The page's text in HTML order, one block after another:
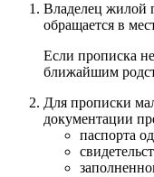
Владелец жилой
обращается в
Если прописка
ближайшим
Для прописки
документации
паспорта